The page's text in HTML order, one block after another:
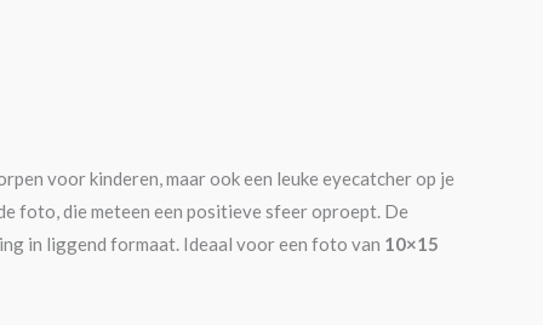
voor kinderen, maar ook een leuke eyecatcher op je
foto, die meteen een positieve sfeer oproept. De
in liggend formaat. Ideaal voor een foto van 10×15